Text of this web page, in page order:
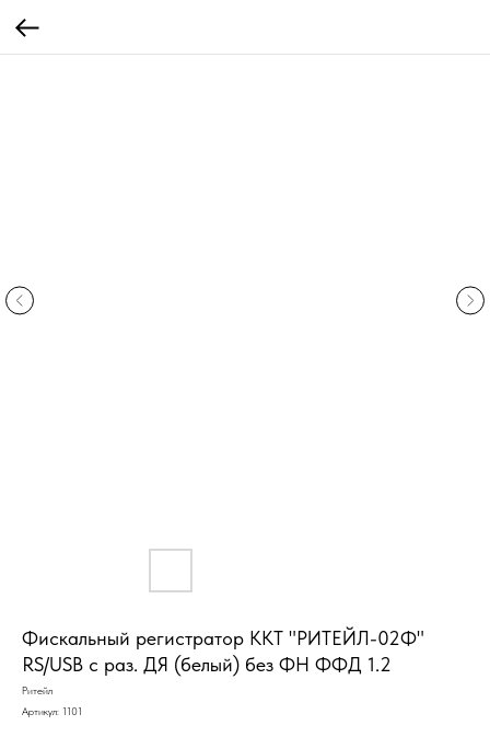
Фискальный регистратор ККТ "РИТЕЙЛ-02Ф"
RS/USB с раз. ДЯ (белый) без ФН ФФД 1.2
Ритейл
Артикул: 1101